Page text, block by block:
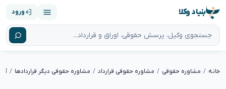
بنیاد وکلا ورود
خانه مشاوره حقوقی مشاوره حقوقی قرارداد مشاوره حقوقی دیگر قراردادها